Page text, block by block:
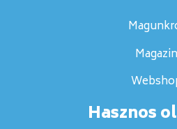
Magazin
Hasznos